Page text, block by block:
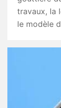
travaux, la
le modèle